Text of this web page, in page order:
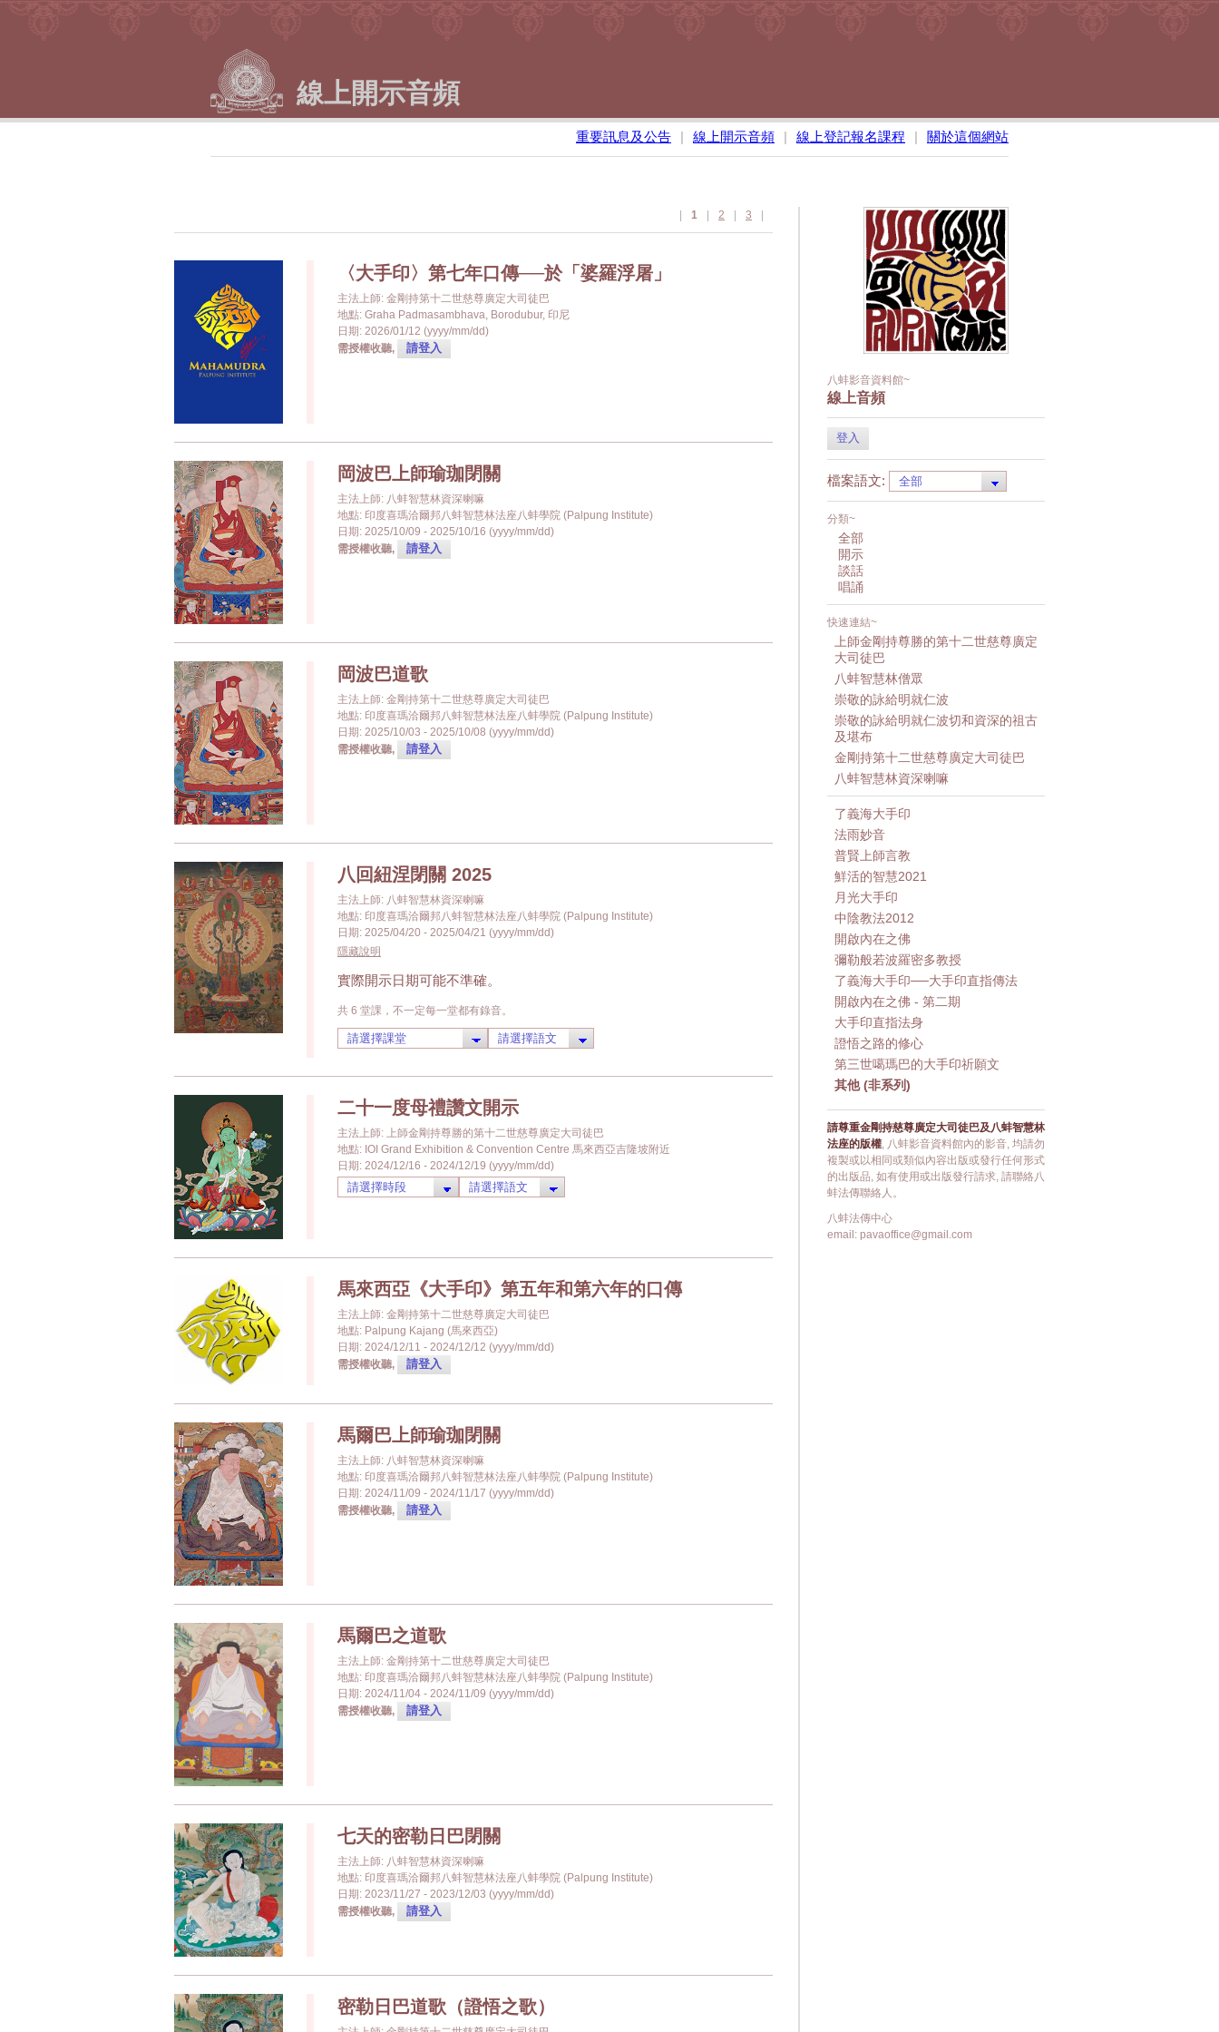
線上開示音頻
重要訊息及公告 | 線上開示音頻 | 線上登記報名課程 | 關於這個網站
1 2 3
〈大手印〉第七年口傳──於「婆羅浮屠」
主法上師: 金剛持第十二世慈尊廣定大司徒巴
地點: Graha Padmasambhava, Borodubur, 印尼
日期: 2026/01/12 (yyyy/mm/dd)
需授權收聽,
請登入
岡波巴上師瑜珈閉關
主法上師: 八蚌智慧林資深喇嘛
地點: 印度喜瑪洽爾邦八蚌智慧林法座八蚌學院 (Palpung Institute)
日期: 2025/10/09 - 2025/10/16 (yyyy/mm/dd)
需授權收聽,
請登入
岡波巴道歌
主法上師: 金剛持第十二世慈尊廣定大司徒巴
地點: 印度喜瑪洽爾邦八蚌智慧林法座八蚌學院 (Palpung Institute)
日期: 2025/10/03 - 2025/10/08 (yyyy/mm/dd)
需授權收聽,
請登入
八回紐涅閉關 2025
主法上師: 八蚌智慧林資深喇嘛
地點: 印度喜瑪洽爾邦八蚌智慧林法座八蚌學院 (Palpung Institute)
日期: 2025/04/20 - 2025/04/21 (yyyy/mm/dd)
隱藏說明
實際開示日期可能不準確。
共 6 堂課，不一定每一堂都有錄音。
二十一度母禮讚文開示
主法上師: 上師金剛持尊勝的第十二世慈尊廣定大司徒巴
地點: IOI Grand Exhibition & Convention Centre 馬來西亞吉隆坡附近
日期: 2024/12/16 - 2024/12/19 (yyyy/mm/dd)
馬來西亞《大手印》第五年和第六年的口傳
主法上師: 金剛持第十二世慈尊廣定大司徒巴
地點: Palpung Kajang (馬來西亞)
日期: 2024/12/11 - 2024/12/12 (yyyy/mm/dd)
需授權收聽,
請登入
馬爾巴上師瑜珈閉關
主法上師: 八蚌智慧林資深喇嘛
地點: 印度喜瑪洽爾邦八蚌智慧林法座八蚌學院 (Palpung Institute)
日期: 2024/11/09 - 2024/11/17 (yyyy/mm/dd)
需授權收聽,
請登入
馬爾巴之道歌
主法上師: 金剛持第十二世慈尊廣定大司徒巴
地點: 印度喜瑪洽爾邦八蚌智慧林法座八蚌學院 (Palpung Institute)
日期: 2024/11/04 - 2024/11/09 (yyyy/mm/dd)
需授權收聽,
請登入
七天的密勒日巴閉關
主法上師: 八蚌智慧林資深喇嘛
地點: 印度喜瑪洽爾邦八蚌智慧林法座八蚌學院 (Palpung Institute)
日期: 2023/11/27 - 2023/12/03 (yyyy/mm/dd)
需授權收聽,
請登入
密勒日巴道歌（證悟之歌）
八蚌影音資料館~
線上音頻
登入
檔案語文:
分類~
全部
開示
談話
唱誦
快速連結~
上師金剛持尊勝的第十二世慈尊廣定
大司徒巴
八蚌智慧林僧眾
崇敬的詠給明就仁波
崇敬的詠給明就仁波切和資深的祖古
及堪布
金剛持第十二世慈尊廣定大司徒巴
八蚌智慧林資深喇嘛
了義海大手印
法雨妙音
普賢上師言教
鮮活的智慧2021
月光大手印
中陰教法2012
開啟內在之佛
彌勒般若波羅密多教授
了義海大手印──大手印直指傳法
開啟內在之佛 - 第二期
大手印直指法身
證悟之路的修心
第三世噶瑪巴的大手印祈願文
其他 (非系列)
請尊重金剛持慈尊廣定大司徒巴及八蚌智慧林
法座的版權 , 八蚌影音資料館內的影音, 均請勿
複製或以相同或類似內容出版或發行任何形式
的出版品, 如有使用或出版發行請求, 請聯絡八
蚌法傳聯絡人。
八蚌法傳中心
email: pavaoffice@gmail.com